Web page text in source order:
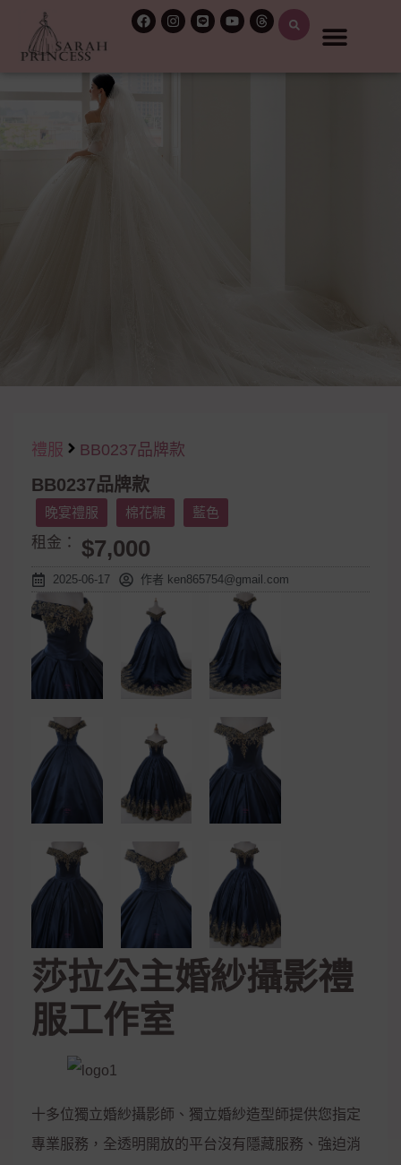
禮服 BB0237品牌款
BB0237品牌款
晚宴禮服 棉花糖 藍色
租金： $7,000
2025-06-17 作者 ken865754@gmail.com
莎拉公主婚紗攝影禮
服工作室
十多位獨立婚紗攝影師、獨立婚紗造型師提供您指定
專業服務，全透明開放的平台沒有隱藏服務、強迫消